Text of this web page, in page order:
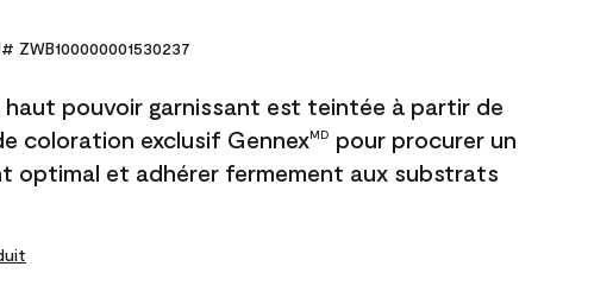
ZWB100000001530237
pouvoir garnissant est teintée à partir de
coloration exclusif GennexMD pour procurer un
optimal et adhérer fermement aux substrats